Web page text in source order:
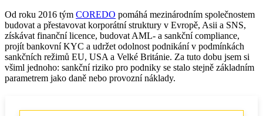
Vztahy s bankami
Alternativní platební řešení a řízení hotovosti
Redomicilace, fúze a akvizice a sankční prověrka
Od roku 2016 tým COREDO pomáhá mezinárodním společnostem
budovat a přestavovat korporátní struktury v Evropě, Asii a SNS,
získávat finanční licence, budovat AML‑ a sankční compliance,
projít bankovní KYC a udržet odolnost podnikání v podmínkách
sankčních režimů EU, USA a Velké Británie. Za tuto dobu jsem si
všiml jednoho: sankční riziko pro podniky se stalo stejně základním
parametrem jako daně nebo provozní náklady.